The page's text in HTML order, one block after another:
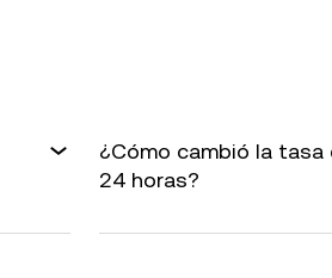
¿Cómo cambió la tasa
24 horas?